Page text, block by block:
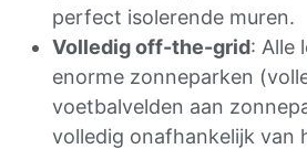
perfect isolerende muren.
Volledig off-the-grid: Alle
enorme zonneparken
voetbalvelden aan
volledig onafhankelijk van